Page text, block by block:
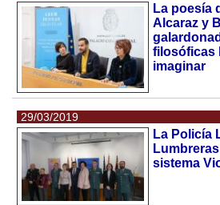
La poesía
Alcaraz y
filosóficas
imaginar
29/03/2019
La Policía
sistema